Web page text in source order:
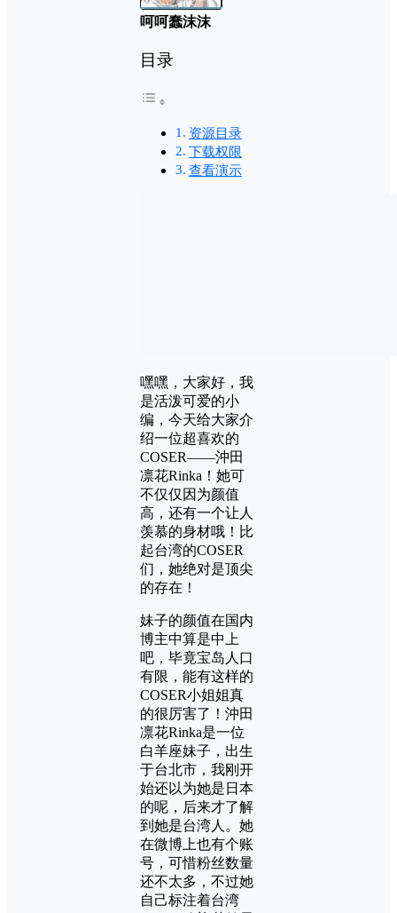
呵呵蠢沫沫
目录
资源目录
下载权限
查看演示
嘿嘿，大家好，我
是活泼可爱的小
编，今天给大家介
绍一位超喜欢的
COSER——沖田
凛花Rinka！她可
不仅仅因为颜值
高，还有一个让人
羡慕的身材哦！比
起台湾的COSER
们，她绝对是顶尖
的存在！
妹子的颜值在国内
博主中算是中上
吧，毕竟宝岛人口
有限，能有这样的
COSER小姐姐真
的很厉害了！沖田
凛花Rinka是一位
白羊座妹子，出生
于台北市，我刚开
始还以为她是日本
的呢，后来才了解
到她是台湾人。她
在微博上也有个账
号，可惜粉丝数量
还不太多，不过她
自己标注着台湾